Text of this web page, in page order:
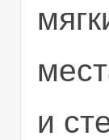
и